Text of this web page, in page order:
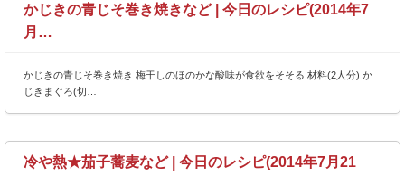
かじきの青じそ巻き焼きなど | 今日のレシピ(2014年7
月…
かじきの青じそ巻き焼き 梅干しのほのかな酸味が食欲をそそる 材料(2人分) か
じきまぐろ(切…
冷や熱★茄子蕎麦など | 今日のレシピ(2014年7月21